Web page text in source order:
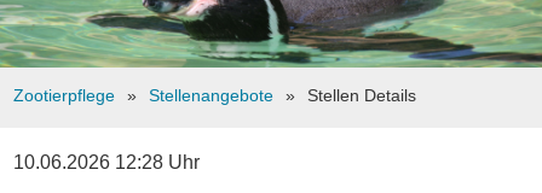
Zootierpflege Stellenangebote Stellen Details
10.06.2026 12:28 Uhr